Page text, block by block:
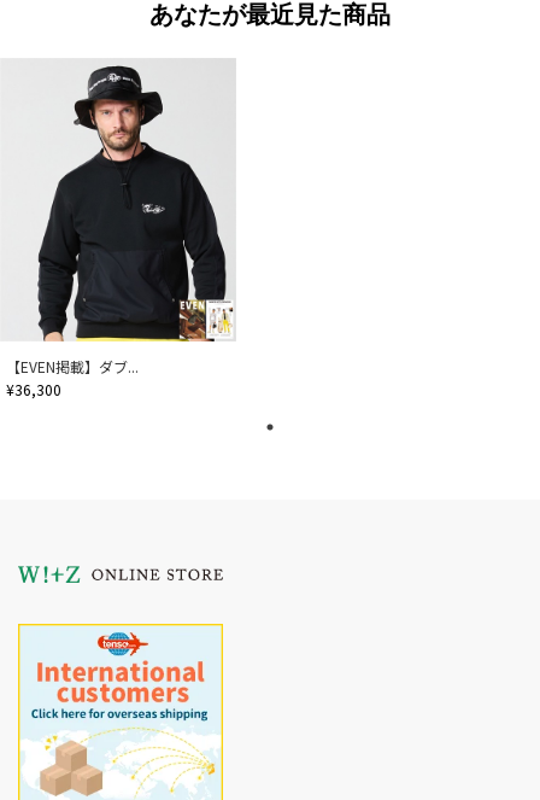
あなたが最近見た商品
【EVEN掲載】ダブ...
¥36,300